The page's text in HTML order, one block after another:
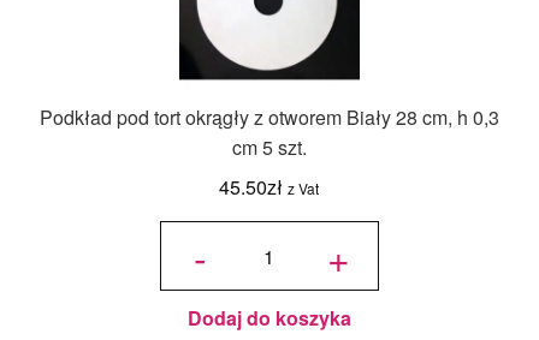
Podkład pod tort okrągły z otworem Biały 28 cm, h 0,3
cm 5 szt.
45.50zł z Vat
-
ilość
okrągły
z
otworem
Biały 28
cm, h
szt.
+
Dodaj do koszyka